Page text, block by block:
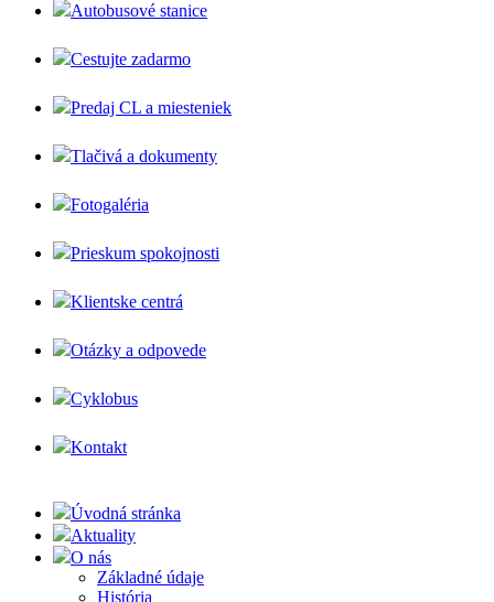
Autobusové stanice
Cestujte zadarmo
Predaj CL a miesteniek
Tlačivá a dokumenty
Fotogaléria
Prieskum spokojnosti
Klientske centrá
Otázky a odpovede
Cyklobus
Kontakt
Úvodná stránka
Aktuality
O nás
Základné údaje
História